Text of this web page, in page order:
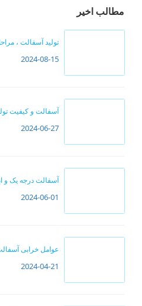
مطالب اخیر
تولید آسفالت ،
2024-08-15
آسفالت و کیفیت
2024-06-27
آسفالت درجه یک و
2024-06-01
عوامل خرابی
2024-04-21